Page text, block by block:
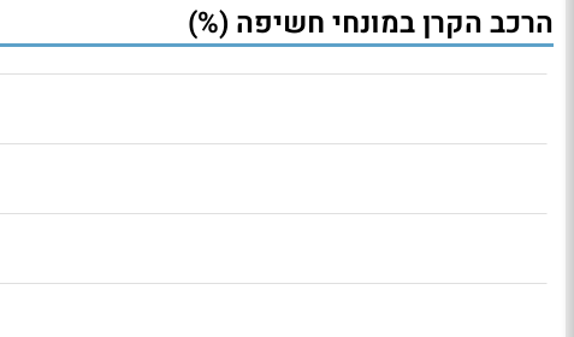
הרכב הקרן במונחי חשיפה (%)